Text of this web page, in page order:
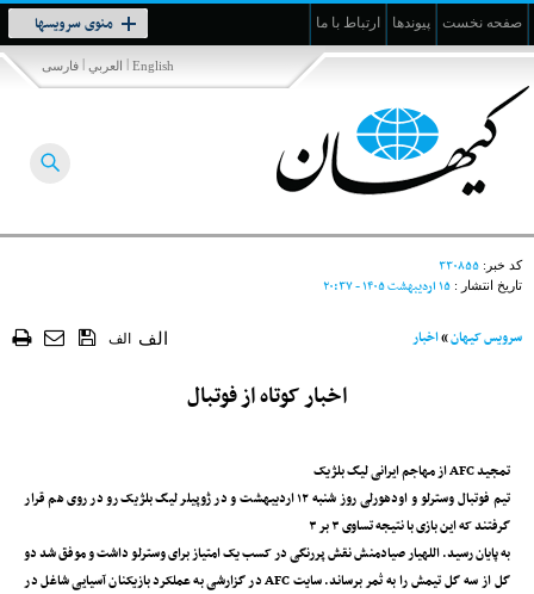
صفحه نخست پیوندها ارتباط با ما منوی سرویسها
Toggle
navigation
فارسی | العربي | English
کد خبر: ۳۳۰۸۵۵
تاریخ انتشار : ۱۵ ارديبهشت ۱۴۰۵ - ۲۰:۳۷
سرویس کیهان»اخبار الف الف
اخبار کوتاه از فوتبال
تمجید AFC از مهاجم ایرانی لیگ بلژیک
تیم فوتبال وسترلو و اودهورلی روز شنبه ۱۲ اردیبهشت و در ژوپیلر لیگ بلژیک رو در روی هم قرار
گرفتند که این بازی با نتیجه تساوی ۳ بر ۳
به پایان رسید. اللهیار صیادمنش نقش پررنگی در کسب یک امتیاز برای وسترلو داشت و موفق شد دو
گل از سه گل تیمش را به ثمر برساند. سایت AFC در گزارشی به عملکرد بازیکنان آسیایی شاغل در